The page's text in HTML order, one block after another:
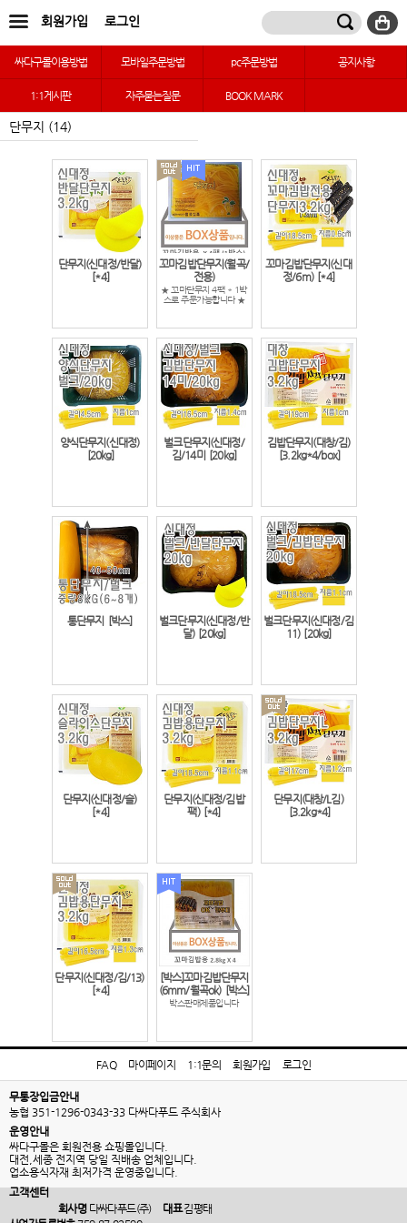
회원가입 로그인
싸다구몰이용방법 모바일주문방법 pc주문방법 공지사항
1:1게시판 자주묻는질문 BOOK MARK
단무지 (14)
단무지(신대정/반달)
[*4]
꼬마김밥단무지(월곡/
전용)
★ 꼬마단무지 4팩 * 1박
스로 주문가능합니다 ★
꼬마김밥단무지(신대
정/6m) [*4]
양식단무지(신대정)
[20kg]
벌크단무지(신대정/
김/14미
[20kg]
김밥단무지(대창/김)
[3.2kg*4/box]
통단무지 [박스]
벌크단무지(신대정/반
달) [20kg]
벌크단무지(신대정/김
11) [20kg]
단무지(신대정/슬)
[*4]
단무지(신대정/김밥
팩) [*4]
단무지(대창/L김)
[3.2kg*4]
단무지(신대정/김/13)
[*4]
[박스]꼬마김밥단무지
(6mm/월곡ok) [박스]
박스판매제품입니다
FAQ 마이페이지 1:1문의 회원가입 로그인
무통장입금안내
농협 351-1296-0343-33 다싸다푸드 주식회사
운영안내
싸다구몰은 회원전용 쇼핑몰입니다.
대전,세종 전지역 당일 직배송 업체입니다.
업소용식자재 최저가격 운영중입니다.
고객센터
회사명다싸다푸드(주) 대표김평태